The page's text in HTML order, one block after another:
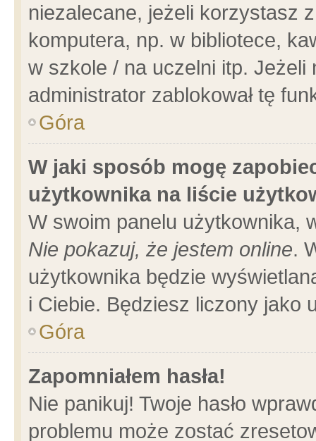
niezalecane, jeżeli korzystasz
komputera, np. w bibliotece,
w szkole / na uczelni itp.
administrator zablokował tę
Góra
W jaki sposób mogę
użytkownika na liście
W swoim panelu użytkownika,
Nie pokazuj, że jestem online.
użytkownika będzie
i Ciebie. Będziesz liczony jako
Góra
Zapomniałem hasła!
Nie panikuj! Twoje hasło
problemu może zostać